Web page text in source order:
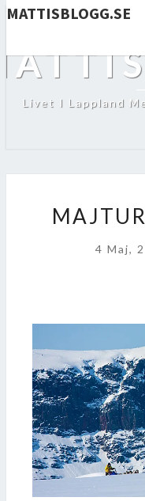
MATTISBLOGG.SE
Livet I Lappland
4 Maj,